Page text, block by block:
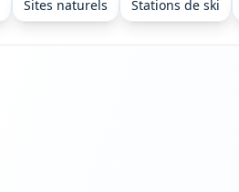
Sites naturels Stations de ski